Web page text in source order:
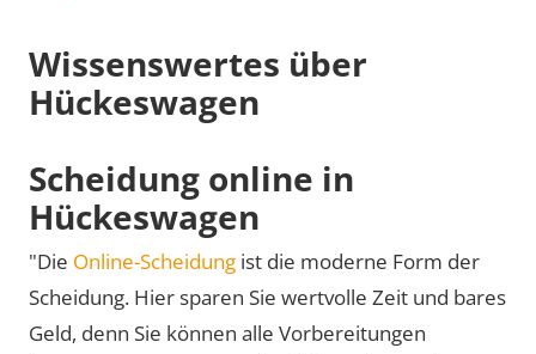
Wissenswertes über
Hückeswagen
Scheidung online in
Hückeswagen
"Die Online-Scheidung ist die moderne Form der
Scheidung. Hier sparen Sie wertvolle Zeit und bares
Geld, denn Sie können alle Vorbereitungen